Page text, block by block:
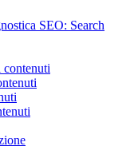
SEO: Search
contenuti